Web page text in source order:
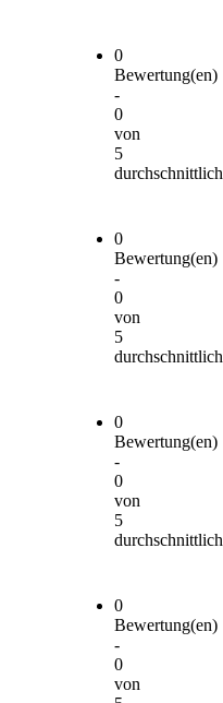
0
Bewertung(en)
-
0
von
5
durchschnittlich
0
Bewertung(en)
-
0
von
5
durchschnittlich
0
Bewertung(en)
-
0
von
5
durchschnittlich
0
Bewertung(en)
-
0
von